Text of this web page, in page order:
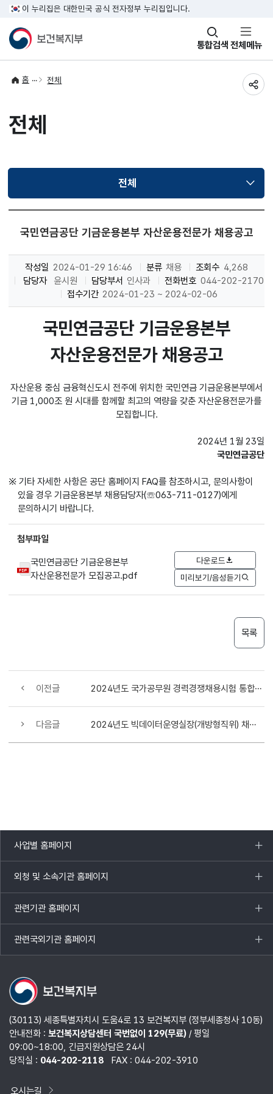
이 누리집은 대한민국 공식 전자정부 누리집입니다.
통합검색
창
열기 전체메뉴
홈 전체
전체
전체선택됨
국민연금공단 기금운용본부 자산운용전문가 채용공고
작성일 2024-01-29 16:46 분류 채용 조회수 4,268
담당자
윤시원 담당부서 인사과 전화번호 044-202-2170
접수기간 2024-01-23 ~ 2024-02-06
국민연금공단 기금운용본부
자산운용전문가 채용공고
자산운용 중심 금융혁신도시 전주에 위치한 국민연금 기금운용본부에서
기금 1,000조 원 시대를 함께할 최고의 역량을 갖춘 자산운용전문가를
모집합니다.
2024년 1월 23일
국민연금공단
※ 기타 자세한 사항은 공단 홈페이지 FAQ를 참조하시고, 문의사항이
있을 경우 기금운용본부 채용담당자(☏063-711-0127)에게
문의하시기 바랍니다.
첨부파일
국민연금공단 기금운용본부
자산운용전문가 모집공고.pdf
다운로드
미리보기/음성듣기
목록
이전글 2024년도 국가공무원 경력경쟁채용시험 통합 안내
다음글 2024년도 빅데이터운영실장(개방형직위) 채용 공고
사업별 홈페이지
목록
열기
외청 및 소속기관 홈페이지
목록
열기
관련기관 홈페이지
목록
열기
관련국외기관 홈페이지
목록
열기
(30113) 세종특별자치시 도움4로 13 보건복지부 (정부세종청사 10동)
안내전화 : 보건복지상담센터 국번없이 129(무료)/ 평일
09:00~18:00, 긴급지원상담은 24시
당직실 : 044-202-2118 FAX : 044-202-3910
오시는길